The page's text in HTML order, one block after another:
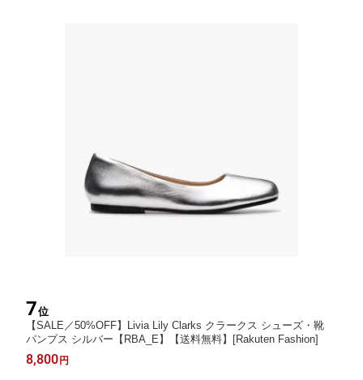
7位
【SALE／50%OFF】Livia Lily Clarks クラークス シューズ・靴
パンプス シルバー【RBA_E】【送料無料】[Rakuten Fashion]
8,800 円